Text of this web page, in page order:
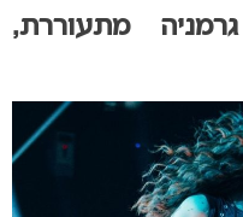
מתעוררת,